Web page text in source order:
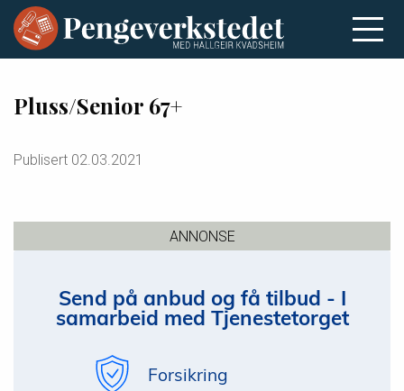
Pluss/Senior 67+
Publisert 02.03.2021
ANNONSE
Send på anbud og få tilbud - I
samarbeid med Tjenestetorget
Forsikring